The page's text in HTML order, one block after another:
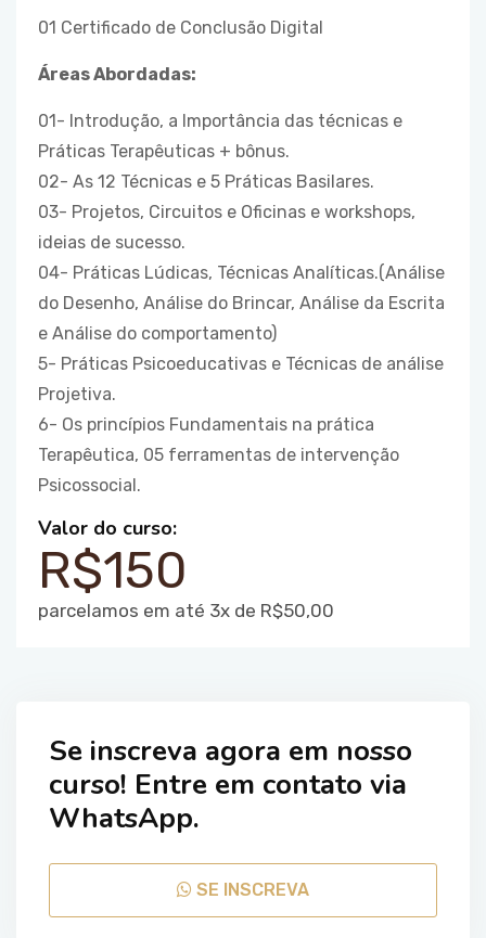
01 Certificado de Conclusão Digital
Áreas Abordadas:
01- Introdução, a Importância das técnicas e
Práticas Terapêuticas + bônus.
02- As 12 Técnicas e 5 Práticas Basilares.
03- Projetos, Circuitos e Oficinas e workshops,
ideias de sucesso.
04- Práticas Lúdicas, Técnicas Analíticas.(Análise
do Desenho, Análise do Brincar, Análise da Escrita
e Análise do comportamento)
5- Práticas Psicoeducativas e Técnicas de análise
Projetiva.
6- Os princípios Fundamentais na prática
Terapêutica, 05 ferramentas de intervenção
Psicossocial.
Valor do curso:
R$150
parcelamos em até 3x de R$50,00
Se inscreva agora em nosso
curso! Entre em contato via
WhatsApp.
SE INSCREVA